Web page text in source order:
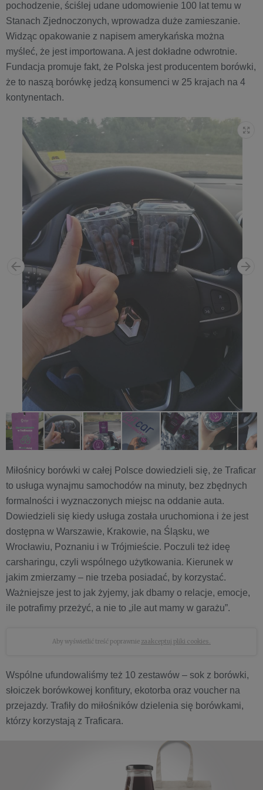
pochodzenie, ściślej udane udomowienie 100 lat temu w
Stanach Zjednoczonych, wprowadza duże zamieszanie.
Widząc opakowanie z napisem amerykańska można
myśleć, że jest importowana. A jest dokładne odwrotnie.
Fundacja promuje fakt, że Polska jest producentem borówki,
że to naszą borówkę jedzą konsumenci w 25 krajach na 4
kontynentach.
Miłośnicy borówki w całej Polsce dowiedzieli się, że Traficar
to usługa wynajmu samochodów na minuty, bez zbędnych
formalności i wyznaczonych miejsc na oddanie auta.
Dowiedzieli się kiedy usługa została uruchomiona i że jest
dostępna w Warszawie, Krakowie, na Śląsku, we
Wrocławiu, Poznaniu i w Trójmieście. Poczuli też ideę
carsharingu, czyli wspólnego użytkowania. Kierunek w
jakim zmierzamy – nie trzeba posiadać, by korzystać.
Ważniejsze jest to jak żyjemy, jak dbamy o relacje, emocje,
ile potrafimy przeżyć, a nie to „ile aut mamy w garażu”.
Aby wyświetlić treść poprawnie zaakceptuj pliki cookies.
Wspólne ufundowaliśmy też 10 zestawów – sok z borówki,
słoiczek borówkowej konfitury, ekotorba oraz voucher na
przejazdy. Trafiły do miłośników dzielenia się borówkami,
którzy korzystają z Traficara.